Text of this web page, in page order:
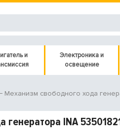
и
Электроника и
освещение
Механизм свободного хода
генератора INA